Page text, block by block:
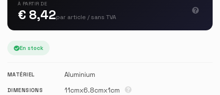
À PARTIR DE
€ 8,42par article / sans TVA
En stock
MATÉRIEL Aluminium
DIMENSIONS 11cmx6.8cmx1cm